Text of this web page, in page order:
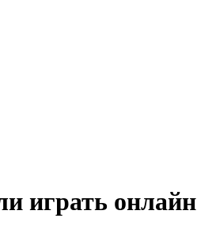
играть онлайн